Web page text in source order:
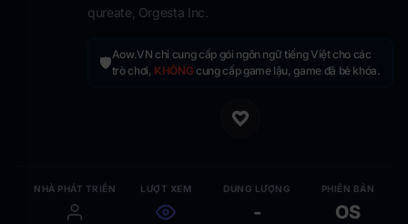
qureate, Orgesta Inc.
🛡️Aow.VN chỉ cung cấp gói ngôn ngữ tiếng Việt cho các
trò chơi, KHÔNGcung cấp game lậu, game đã bẻ khóa.
NHÀ PHÁT TRIỂN LƯỢT XEM DUNG LƯỢNG
-
PHIÊN BẢN
OS